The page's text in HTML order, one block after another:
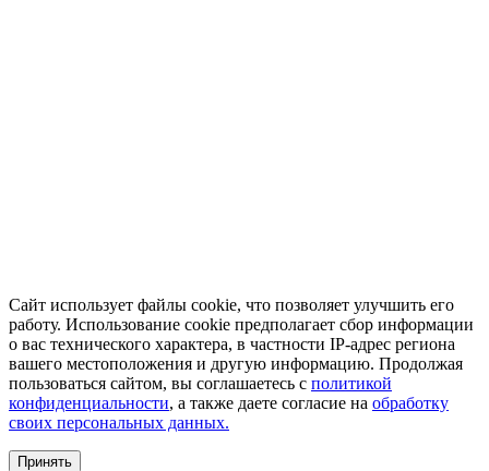
Сайт использует файлы cookie, что позволяет улучшить его
работу. Использование cookie предполагает сбор информации
о вас технического характера, в частности IP-адрес региона
вашего местоположения и другую информацию. Продолжая
пользоваться сайтом, вы соглашаетесь с политикой
конфиденциальности, а также даете согласие на обработку
своих персональных данных.
Принять